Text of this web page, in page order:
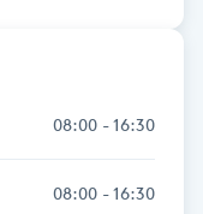
08:00 - 16:30
08:00 - 16:30